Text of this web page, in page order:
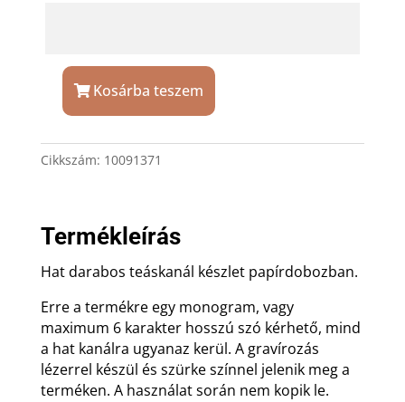
Teáskanál
készlet
ajándék
gravírozással
Kosárba teszem
Cikkszám: 10091371
Termékleírás
Hat darabos teáskanál készlet papírdobozban.
Erre a termékre egy monogram, vagy
maximum 6 karakter hosszú szó kérhető, mind
a hat kanálra ugyanaz kerül. A gravírozás
lézerrel készül és szürke színnel jelenik meg a
terméken. A használat során nem kopik le.